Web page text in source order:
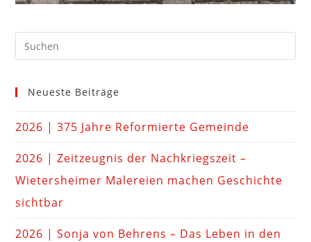
Neueste Beiträge
2026 | 375 Jahre Reformierte Gemeinde
2026 | Zeitzeugnis der Nachkriegszeit –
Wietersheimer Malereien machen Geschichte
sichtbar
2026 | Sonja von Behrens – Das Leben in den